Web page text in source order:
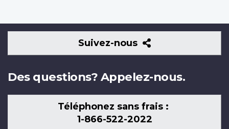
Suivez-nous
Suivez-
nous
Des questions? Appelez-nous.
Téléphonez sans frais :
1-866-522-2022